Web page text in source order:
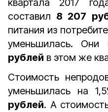
квартала 2017
составил 8 207
питания из
уменьшилась. Они
рублей в этом же
Стоимость
уменьшилась на
рублей. А